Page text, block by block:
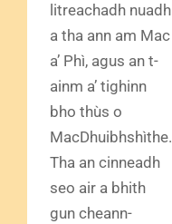
litreachadh nuadh
a tha ann am Mac
a’ Phì, agus an t-
ainm a’ tighinn
bho thùs o
MacDhuibhshìthe.
Tha an cinneadh
seo air a bhith
gun cheann-